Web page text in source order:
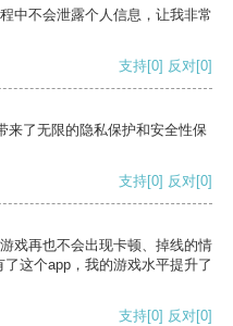
中不会泄露个人信息，让我非常
支持[0] 反对[0]
来了无限的隐私保护和安全性保
支持[0] 反对[0]
戏再也不会出现卡顿、掉线的情
这个app，我的游戏水平提升了
支持[0] 反对[0]